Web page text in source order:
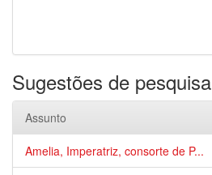
Sugestões de pesquisa
Assunto
Amelia, Imperatriz, consorte de P...